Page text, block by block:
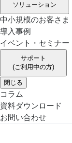
ソリューション
中小規模のお客さま
導入事例
イベント・セミナー
サポート
(ご利用中の方)
閉じる
コラム
資料ダウンロード
お問い合わせ